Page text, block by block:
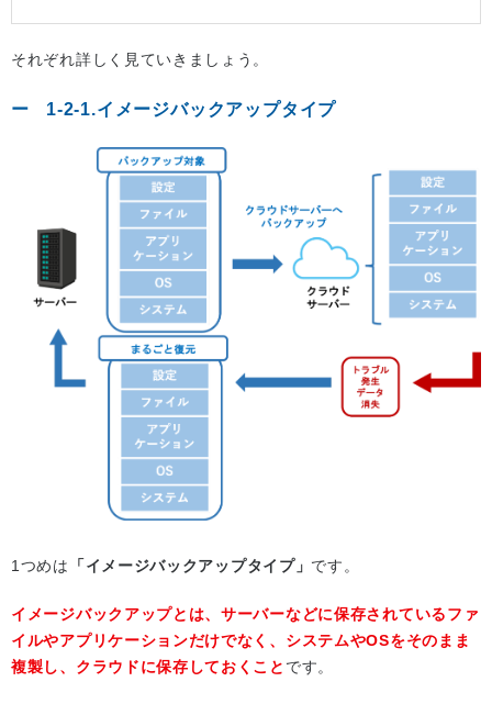
それぞれ詳しく見ていきましょう。
1-2-1.イメージバックアップタイプ
1つめは 「イメージバックアップタイプ」 です。
イメージバックアップとは、サーバーなどに保存されているファ
イルやアプリケーションだけでなく、システムやOSをそのまま
複製し、クラウドに保存しておくこと です。